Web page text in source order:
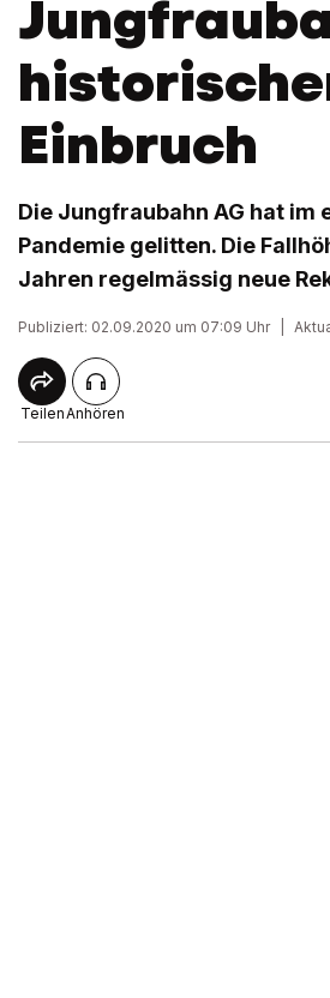
Einbruch
Die Jungfraubahn AG hat
Pandemie gelitten. Die
Jahren regelmässig neue
Publiziert: 02.09.2020 um 07:09 Uhr
TeilenAnhören